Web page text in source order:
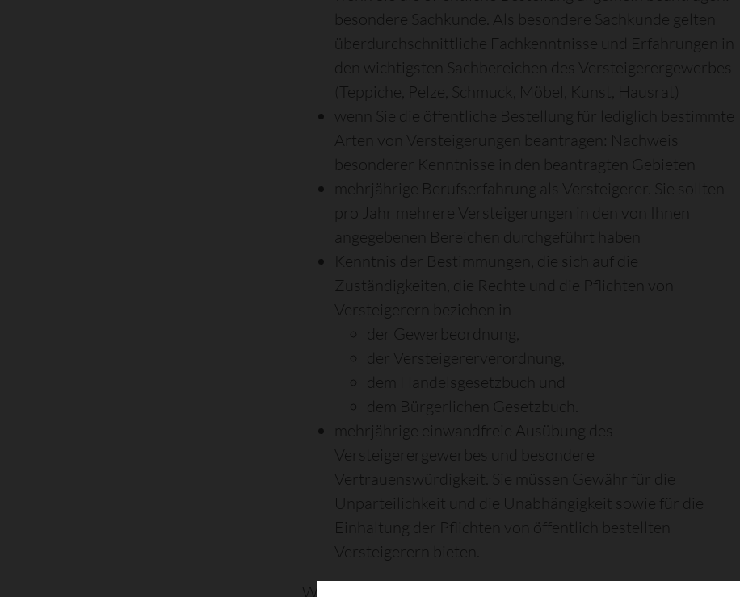
besondere Sachkunde. Als besondere Sachkunde gelten
überdurchschnittliche Fachkenntnisse und Erfahrungen in
den wichtigsten Sachbereichen des Versteigerergewerbes
(Teppiche, Pelze, Schmuck, Möbel, Kunst, Hausrat)
wenn Sie die öffentliche Bestellung für lediglich bestimmte
Arten von Versteigerungen beantragen: Nachweis
besonderer Kenntnisse in den beantragten Gebieten
mehrjährige Berufserfahrung als Versteigerer. Sie sollten
pro Jahr mehrere Versteigerungen in den von Ihnen
angegebenen Bereichen durchgeführt haben
Kenntnis der Bestimmungen, die sich auf die
Zuständigkeiten, die Rechte und die Pflichten von
Versteigerern beziehen in
der Gewerbeordnung,
der Versteigererverordnung,
dem Handelsgesetzbuch und
dem Bürgerlichen Gesetzbuch.
mehrjährige einwandfreie Ausübung des
Versteigerergewerbes und besondere
Vertrauenswürdigkeit. Sie müssen Gewähr für die
Unparteilichkeit und die Unabhängigkeit sowie für die
Einhaltung der Pflichten von öffentlich bestellten
Versteigerern bieten.
Wenn Sie die öffentliche Bestellung für lediglich bestimmte Arten